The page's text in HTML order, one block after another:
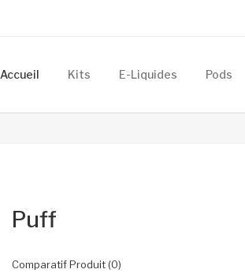
Accueil Kits E-Liquides Pods
Puff
Comparatif Produit (0)